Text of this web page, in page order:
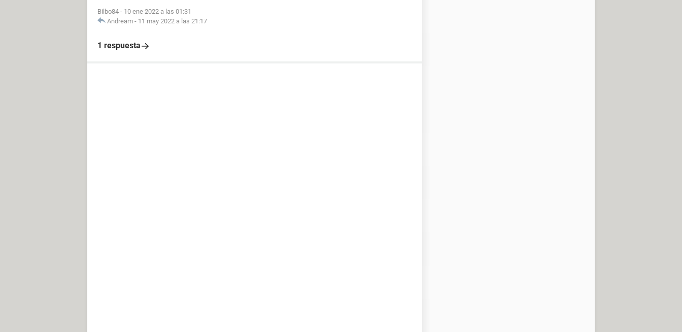
Bilbo84 - 10 ene 2022 a las 01:31
Andream - 11 may 2022 a las 21:17
1 respuesta